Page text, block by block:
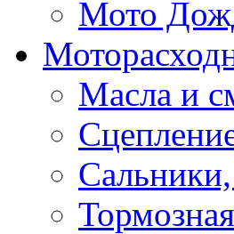
Мото
Масла и